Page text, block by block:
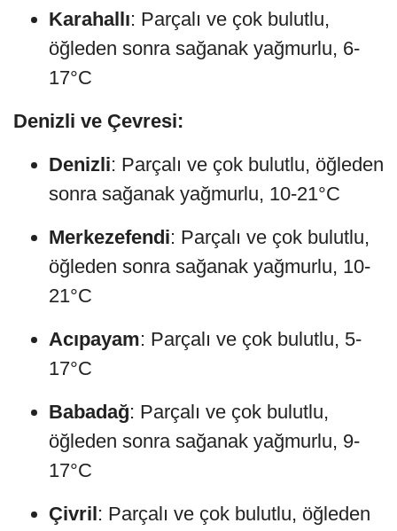
Karahallı: Parçalı ve çok bulutlu,
öğleden sonra sağanak yağmurlu, 6-
17°C
Denizli ve Çevresi:
Denizli: Parçalı ve çok bulutlu, öğleden
sonra sağanak yağmurlu, 10-21°C
Merkezefendi: Parçalı ve çok bulutlu,
öğleden sonra sağanak yağmurlu, 10-
21°C
Acıpayam: Parçalı ve çok bulutlu, 5-
17°C
Babadağ: Parçalı ve çok bulutlu,
öğleden sonra sağanak yağmurlu, 9-
17°C
Çivril : Parçalı ve çok bulutlu, öğleden